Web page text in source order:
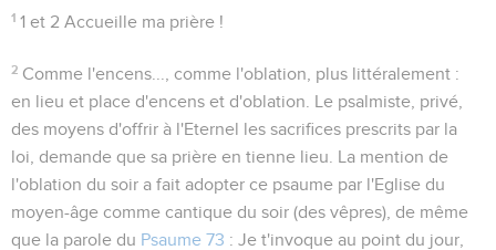
1 1 et 2 Accueille ma prière !
2 Comme l'encens..., comme l'oblation , plus littéralement :
en lieu et place d'encens et d'oblation . Le psalmiste, privé,
des moyens d'offrir à l'Eternel les sacrifices prescrits par la
loi, demande que sa prière en tienne lieu. La mention de
l'oblation du soir a fait adopter ce psaume par l'Eglise du
moyen-âge comme cantique du soir (des vêpres), de même
que la parole du Psaume 73 : Je t'invoque au point du jour